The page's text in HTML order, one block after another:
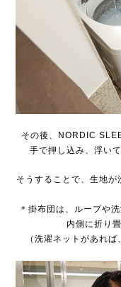
その後、NORDIC
手で押し込み、浮い
そうすることで、生地が
＊掛布団は、ループや
内側に折り
（洗濯ネットがあれ